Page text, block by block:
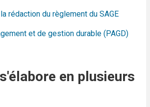
rédaction du règlement du SAGE
et de gestion durable (PAGD)
en plusieurs